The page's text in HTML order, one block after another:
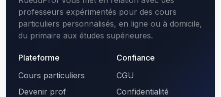
professeurs expérimentés pour des cours
particuliers personnalisés, en ligne ou à domicile,
du primaire aux études supérieures.
Plateforme
Cours particuliers
Devenir prof
Confiance
CGU
Confidentialité